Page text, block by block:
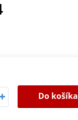
Do košíka